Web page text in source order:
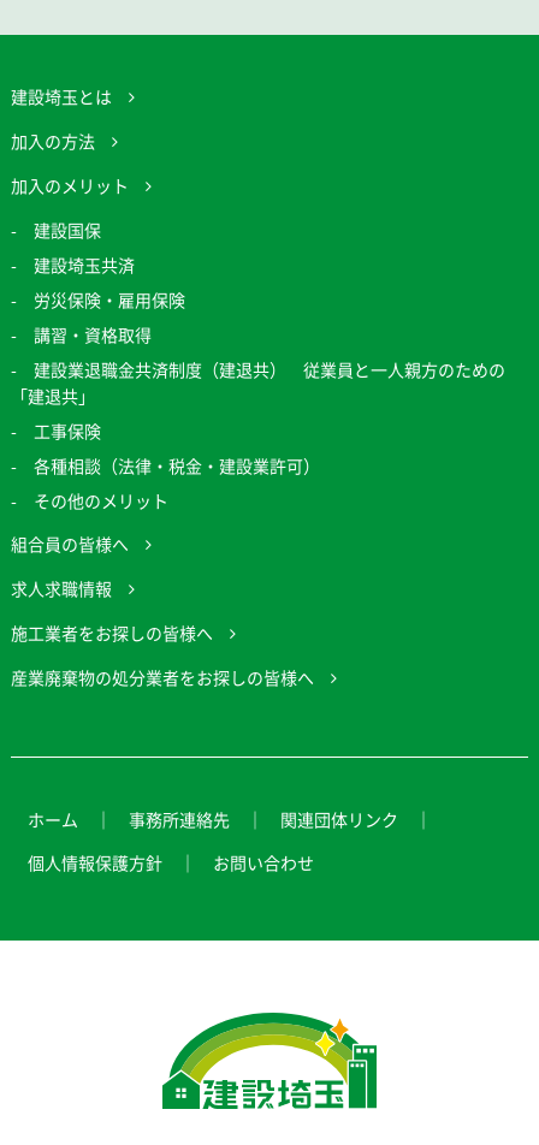
建設埼玉とは
加入の方法
加入のメリット
建設国保
建設埼玉共済
労災保険・雇用保険
講習・資格取得
建設業退職金共済制度（建退共） 従業員と一人親方のための
「建退共」
工事保険
各種相談（法律・税金・建設業許可）
その他のメリット
組合員の皆様へ
求人求職情報
施工業者をお探しの皆様へ
産業廃棄物の処分業者をお探しの皆様へ
ホーム 事務所連絡先
関連団体リンク
個人情報保護方針
お問い合わせ